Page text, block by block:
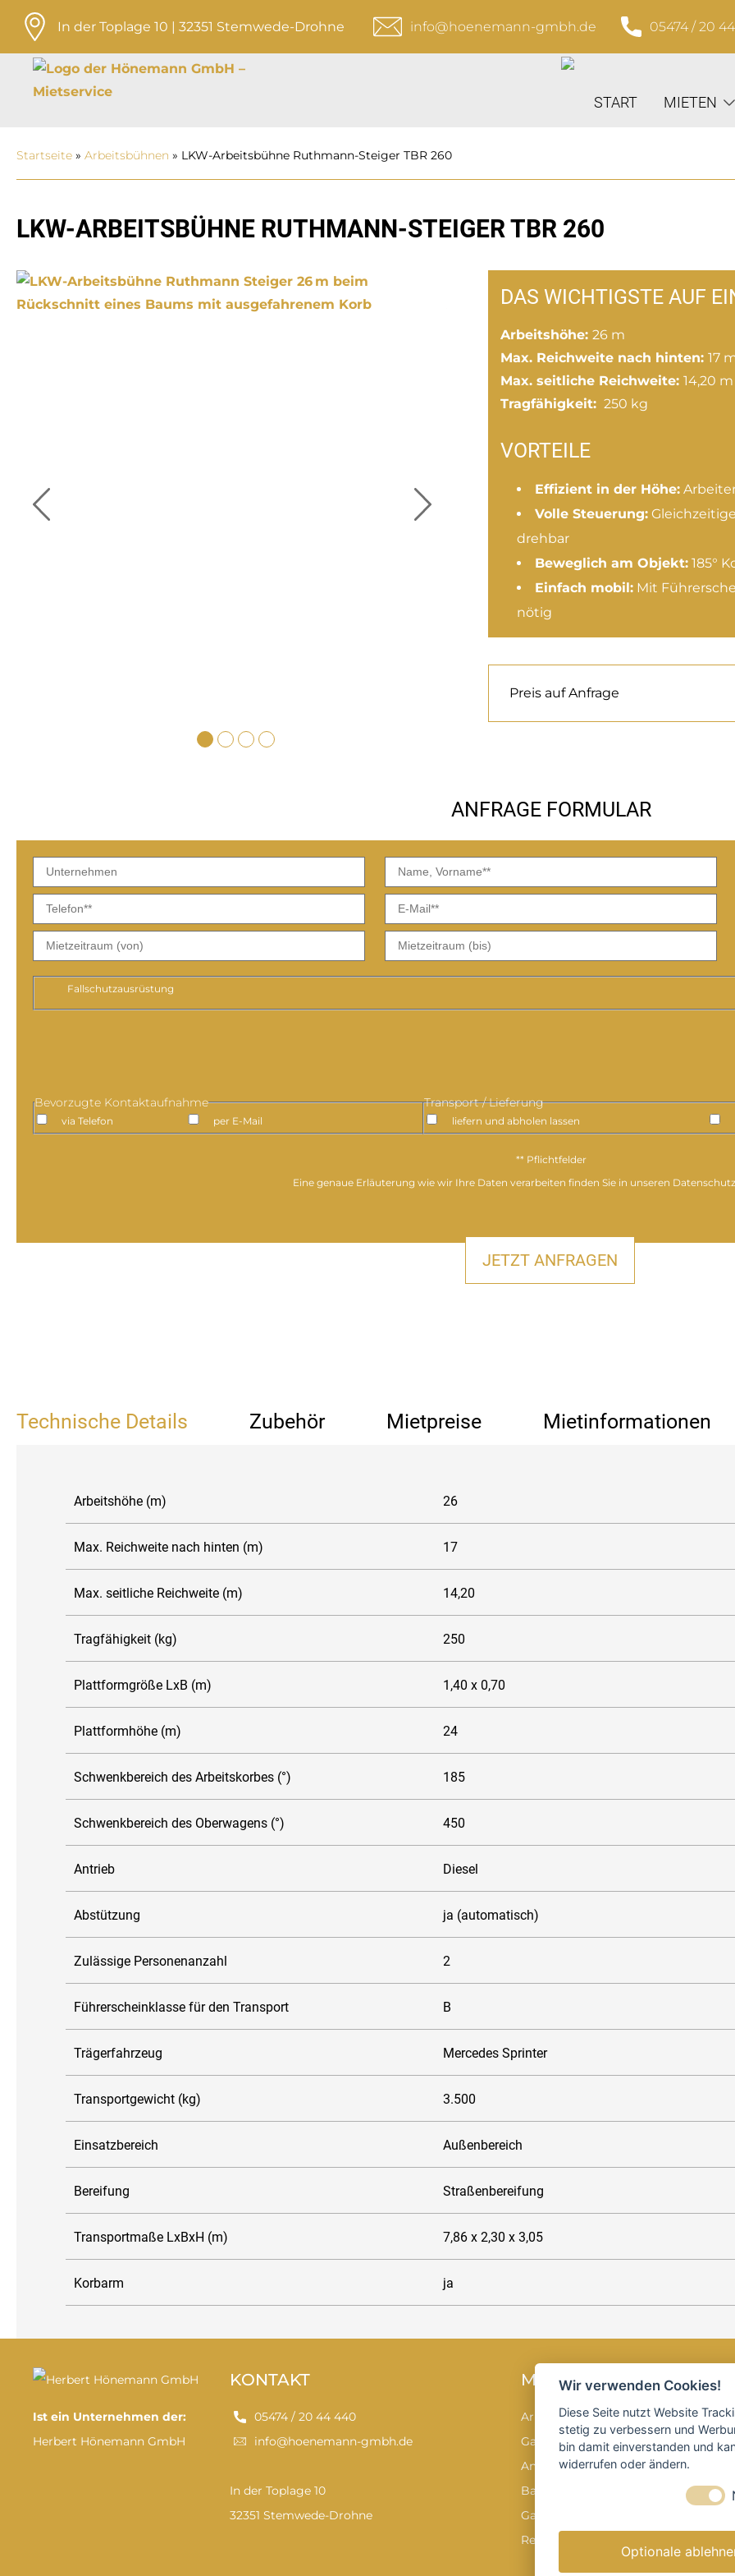
In der Toplage 10 | 32351 Stemwede-Drohne info@hoenemann-gmbh.de 05474 / 20
START MIETEN
Startseite » Arbeits­bühnen » LKW-Arbeitsbühne Ruthmann-Steiger TBR 260
LKW-ARBEITSBÜHNE RUTHMANN-STEIGER TBR 260
DAS WICHTIGSTE AUF
Arbeitshöhe: 26 m
Max. Reichweite nach hinten: 17
Max. seitliche Reichweite: 14,20 m
Tragfähigkeit: 250 kg
VORTEILE
Effizient in der Höhe:
Volle Steuerung:
drehbar
Beweglich am Objekt: 185°
Einfach mobil: Mit
nötig
Preis auf Anfrage
ANFRAGE FORMULAR
Punkt
Punkt
Bevorzugte Kontaktaufnahme
via Telefon per E-Mail
Transport / Lieferung
liefern und abholen lassen
Fallschutzausrüstung
** Pflichtfelder
Eine genaue Erläuterung wie wir Ihre Daten verarbeiten finden Sie in unseren
Technische Details Zubehör Mietpreise Mietinformationen
Arbeitshöhe (m) 26
Max. Reichweite nach hinten (m) 17
Max. seitliche Reichweite (m) 14,20
Tragfähigkeit (kg) 250
Plattformgröße LxB (m) 1,40 x 0,70
Plattformhöhe (m) 24
Schwenkbereich des Arbeitskorbes (°) 185
Schwenkbereich des Oberwagens (°) 450
Antrieb Diesel
Abstützung ja (automatisch)
Zulässige Personenanzahl 2
Führerscheinklasse für den Transport B
Trägerfahrzeug Mercedes Sprinter
Transportgewicht (kg) 3.500
Einsatzbereich Außenbereich
Bereifung Straßenbereifung
Transportmaße LxBxH (m) 7,86 x 2,30 x 3,05
Korbarm ja
Ist ein Unternehmen der:
Herbert Hönemann GmbH
KONTAKT
05474 / 20 44 440
info@hoenemann-gmbh.de
In der Toplage 10
32351 Stemwede-Drohne
MIETEN
Arbeitsbühnen
Gabelstapler
Anhänger & Transport
Baumaschinen & -geräte
Garten & Forstgeräte
Reinigungstechnik
Wir verwenden Cookies!
Diese Seite nutzt Website
stetig zu verbessern und
bin damit einverstanden und
widerrufen oder ändern.
Optionale